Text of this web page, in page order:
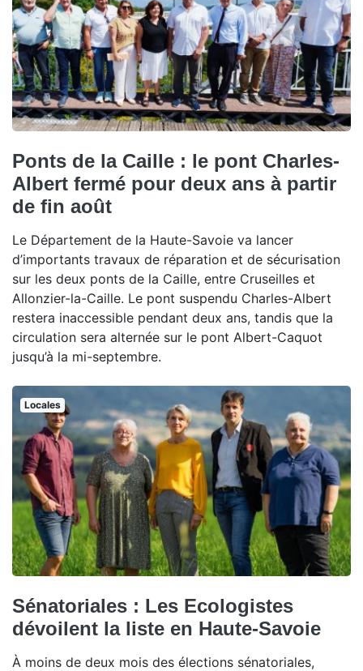
Ponts de la Caille : le pont Charles-
Albert fermé pour deux ans à partir
de fin août
Le Département de la Haute-Savoie va lancer
d’importants travaux de réparation et de sécurisation
sur les deux ponts de la Caille, entre Cruseilles et
Allonzier-la-Caille. Le pont suspendu Charles-Albert
restera inaccessible pendant deux ans, tandis que la
circulation sera alternée sur le pont Albert-Caquot
jusqu’à la mi-septembre.
Locales
Sénatoriales : Les Ecologistes
dévoilent la liste en Haute-Savoie
À moins de deux mois des élections sénatoriales,